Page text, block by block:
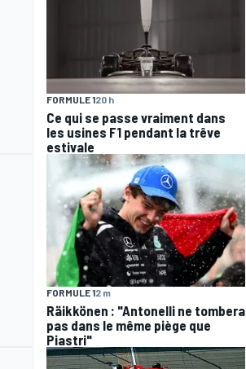
FORMULE 120 h
Ce qui se passe vraiment dans
les usines F1 pendant la trêve
estivale
FORMULE 12 m
Räikkönen : "Antonelli ne tombera
pas dans le même piège que
Piastri"